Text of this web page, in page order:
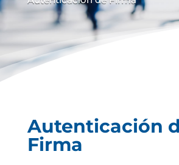
Autenticación
Firma